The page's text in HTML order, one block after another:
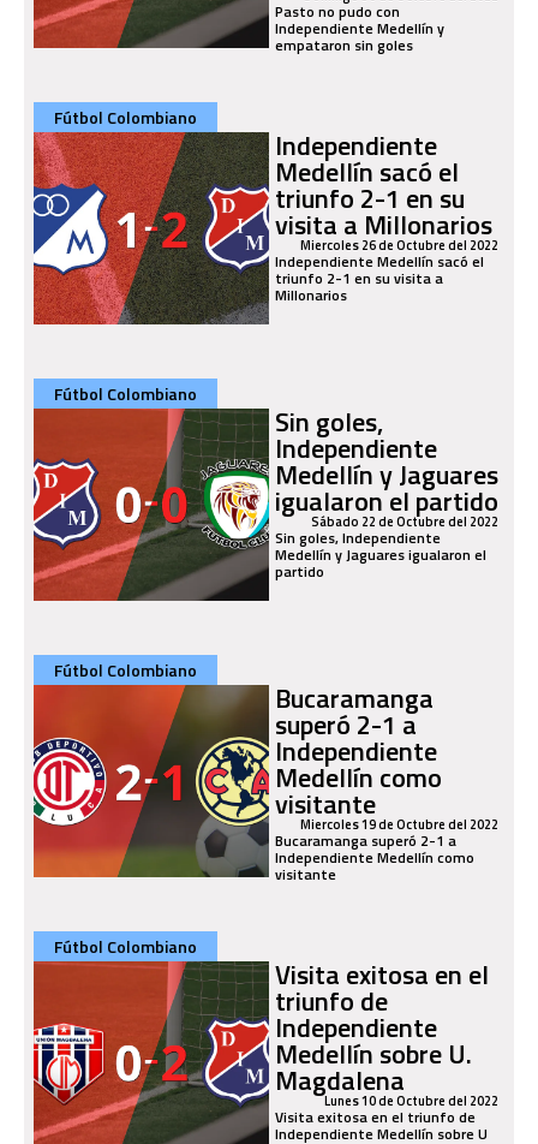
Pasto no pudo con
Independiente Medellín y
empataron sin goles
Fútbol Colombiano
Independiente
Medellín sacó el
triunfo 2-1 en su
visita a Millonarios
Miercoles 26 de Octubre del 2022
Independiente Medellín sacó el
triunfo 2-1 en su visita a
Millonarios
Fútbol Colombiano
Sin goles,
Independiente
Medellín y Jaguares
igualaron el partido
Sábado 22 de Octubre del 2022
Sin goles, Independiente
Medellín y Jaguares igualaron el
partido
Fútbol Colombiano
Bucaramanga
superó 2-1 a
Independiente
Medellín como
visitante
Miercoles 19 de Octubre del 2022
Bucaramanga superó 2-1 a
Independiente Medellín como
visitante
Fútbol Colombiano
Visita exitosa en el
triunfo de
Independiente
Medellín sobre U.
Magdalena
Lunes 10 de Octubre del 2022
Visita exitosa en el triunfo de
Independiente Medellín sobre U